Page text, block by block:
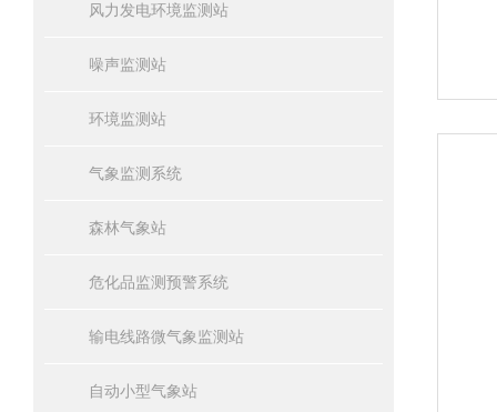
风力发电环境监测站
噪声监测站
环境监测站
气象监测系统
森林气象站
危化品监测预警系统
输电线路微气象监测站
自动小型气象站